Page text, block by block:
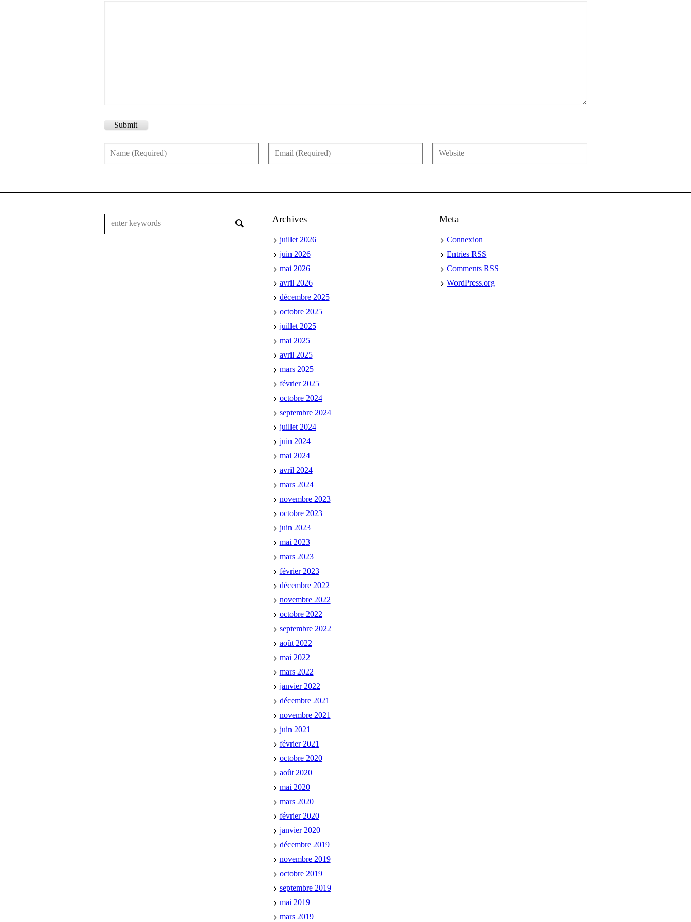
Submit
Archives
juillet 2026
juin 2026
mai 2026
avril 2026
décembre 2025
octobre 2025
juillet 2025
mai 2025
avril 2025
mars 2025
février 2025
octobre 2024
septembre 2024
juillet 2024
juin 2024
mai 2024
avril 2024
mars 2024
novembre 2023
octobre 2023
juin 2023
mai 2023
mars 2023
février 2023
décembre 2022
novembre 2022
octobre 2022
septembre 2022
août 2022
mai 2022
mars 2022
janvier 2022
décembre 2021
novembre 2021
juin 2021
février 2021
octobre 2020
août 2020
mai 2020
mars 2020
février 2020
janvier 2020
décembre 2019
novembre 2019
octobre 2019
septembre 2019
mai 2019
mars 2019
Meta
Connexion
EntriesRSS
CommentsRSS
WordPress.org